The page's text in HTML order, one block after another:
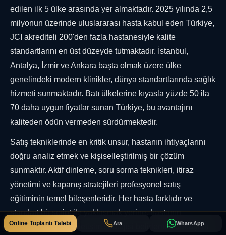
edilen ilk 5 ülke arasında yer almaktadır. 2025 yılında 2,5
milyonun üzerinde uluslararası hasta kabul eden Türkiye,
JCI akrediteli 200'den fazla hastanesiyle kalite
standartlarını en üst düzeyde tutmaktadır. İstanbul,
Antalya, İzmir ve Ankara başta olmak üzere ülke
genelindeki modern klinikler, dünya standartlarında sağlık
hizmeti sunmaktadır. Batı ülkelerine kıyasla yüzde 50 ila
70 daha uygun fiyatlar sunan Türkiye, bu avantajını
kaliteden ödün vermeden sürdürmektedir.
Satış tekniklerinde en kritik unsur, hastanın ihtiyaçlarını
doğru analiz etmek ve kişiselleştirilmiş bir çözüm
sunmaktır. Aktif dinleme, soru sorma teknikleri, itiraz
yönetimi ve kapanış stratejileri profesyonel satış
eğitiminin temel bileşenleridir. Her hasta farklıdır ve
standart bir script ile yaklaşmak yerine, hastanın
durumuna özel bir iletişim stratejisi belirlemek dönüşüm
Ara WhatsApp
Online Toplantı Talebi